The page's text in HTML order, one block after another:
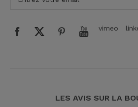
vimeo
LES AVIS SUR LA